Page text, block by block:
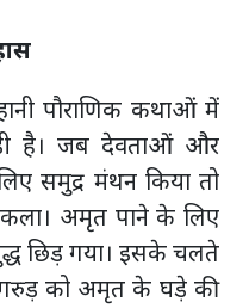
पौराणिक कथाओं में
है। जब देवताओं और
समुद्र मंथन किया तो
अमृत पाने के लिए
छिड़ गया। इसके चलते
को अमृत के घड़े की